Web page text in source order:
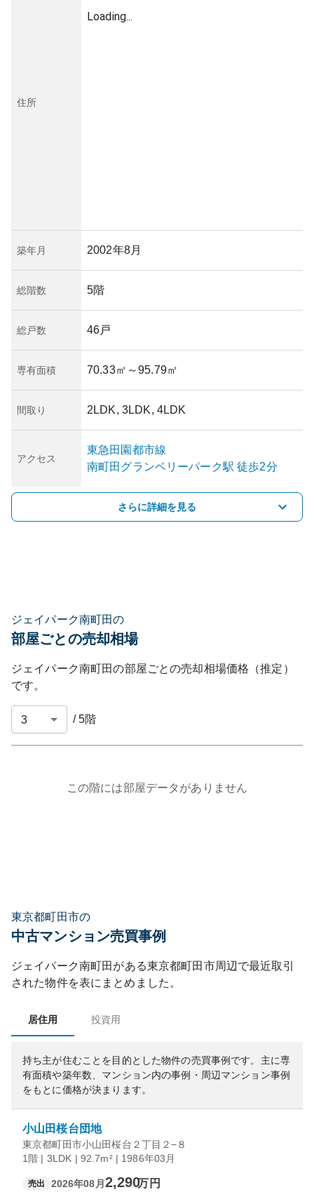
住所
Loading...
築年月 2002年8月
総階数 5階
総戸数 46戸
専有面積 70.33㎡ ～95.79㎡
間取り 2LDK, 3LDK, 4LDK
アクセス
東急田園都市線
南町田グランベリーパーク駅 徒歩2分
さらに詳細を見る
ジェイパーク南町田の
部屋ごとの売却相場
ジェイパーク南町田の部屋ごとの売却相場価格（推定）
です。
/5階
この階には部屋データがありません
東京都町田市の
中古マンション売買事例
ジェイパーク南町田 がある東京都町田市周辺で最近取引
された物件を表にまとめました。
居住用 投資用
持ち主が住むことを目的とした物件の売買事例です。 主に専
有面積や築年数、マンション内の事例・周辺マンション事例
をもとに価格が決まります。
小山田桜台団地
東京都町田市小山田桜台２丁目２−８
1階 | 3LDK | 92.7m² | 1986年03月
売出 2026年08月 2,290万円